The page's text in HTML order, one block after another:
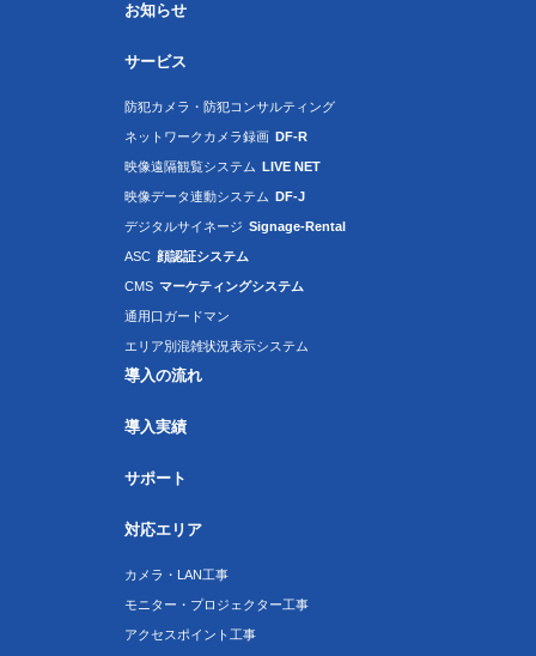
お知らせ
サービス
防犯カメラ・防犯コンサルティング
ネットワークカメラ録画 DF-R
映像遠隔観覧システム LIVE NET
映像データ連動システム DF-J
デジタルサイネージ Signage-Rental
ASC 顔認証システム
CMS マーケティングシステム
通用口ガードマン
エリア別混雑状況表示システム
導入の流れ
導入実績
サポート
対応エリア
カメラ・LAN工事
モニター・プロジェクター工事
アクセスポイント工事